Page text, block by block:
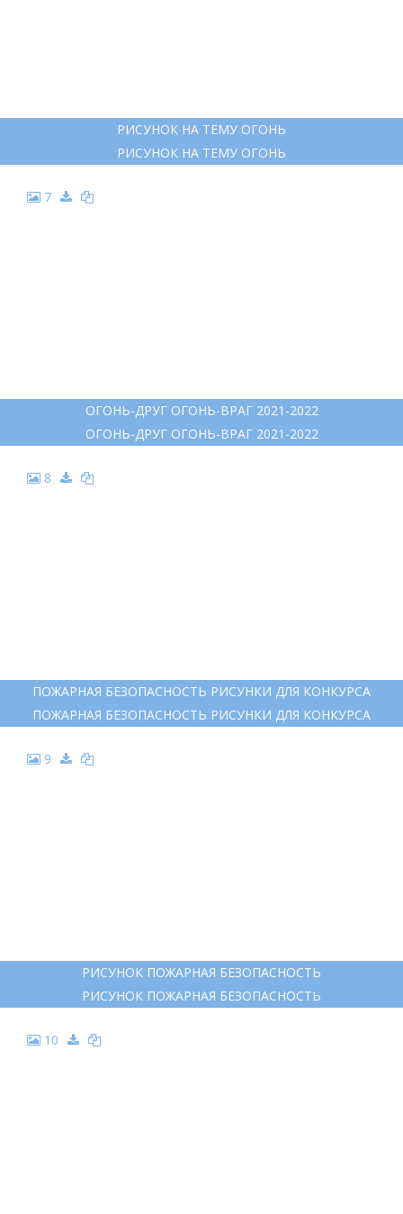
РИСУНОК НА ТЕМУ ОГОНЬ
РИСУНОК НА ТЕМУ ОГОНЬ
7
ОГОНЬ-ДРУГ ОГОНЬ-ВРАГ 2021-2022
ОГОНЬ-ДРУГ ОГОНЬ-ВРАГ 2021-2022
8
ПОЖАРНАЯ БЕЗОПАСНОСТЬ РИСУНКИ ДЛЯ КОНКУРСА
ПОЖАРНАЯ БЕЗОПАСНОСТЬ РИСУНКИ ДЛЯ КОНКУРСА
9
РИСУНОК ПОЖАРНАЯ БЕЗОПАСНОСТЬ
РИСУНОК ПОЖАРНАЯ БЕЗОПАСНОСТЬ
10